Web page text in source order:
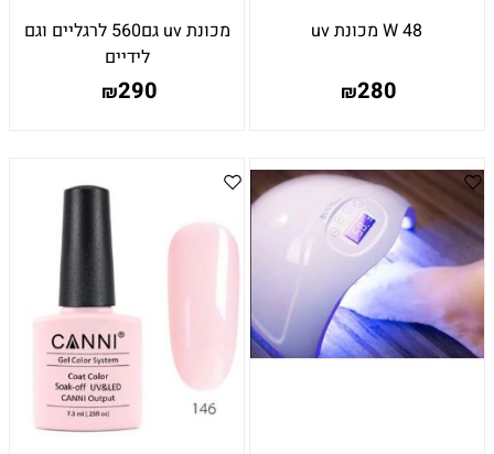
48 W מכונת uv
₪280
מכונת uv גם560 לרגליים וגם
לידיים
₪290